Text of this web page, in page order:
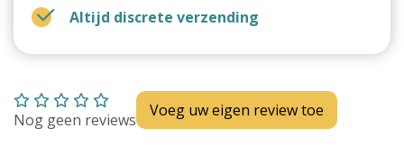
Altijd discrete verzending
Nog geen reviews Voeg uw eigen review toe